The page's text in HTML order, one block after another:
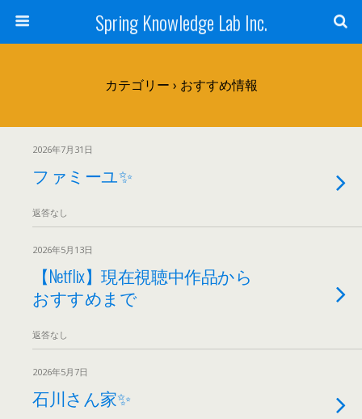
Spring Knowledge Lab Inc.
カテゴリー › おすすめ情報
2026年7月31日
ファミーユ✨
返答なし
2026年5月13日
【Netflix】現在視聴中作品から
おすすめまで
返答なし
2026年5月7日
石川さん家✨